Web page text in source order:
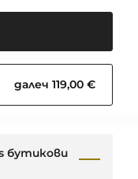
далеч 119,00 €
бутикови